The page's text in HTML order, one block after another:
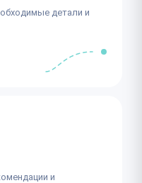
детали и
и